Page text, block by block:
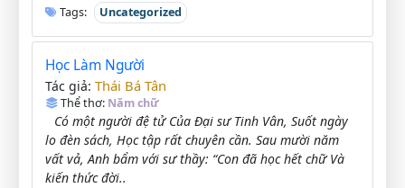
Tags: Uncategorized
Học Làm Người
Tác giả: Thái Bá Tân
Thể thơ: Năm chữ
Có một người đệ tử Của Đại sư Tinh Vân, Suốt ngày
lo đèn sách, Học tập rất chuyên cần. Sau mười năm
vất vả, Anh bẩm với sư thầy: “Con đã học hết chữ Và
kiến thức đời..